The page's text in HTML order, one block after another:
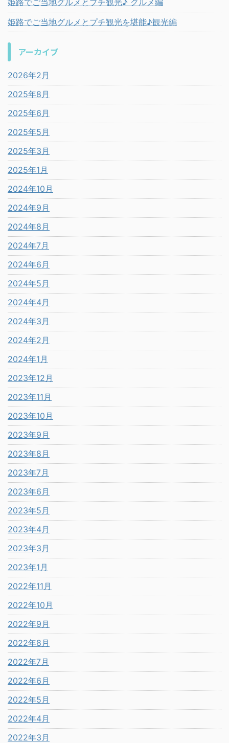
姫路でご当地グルメとプチ観光を堪能♪観光編
アーカイブ
2026年2月
2025年8月
2025年6月
2025年5月
2025年3月
2025年1月
2024年10月
2024年9月
2024年8月
2024年7月
2024年6月
2024年5月
2024年4月
2024年3月
2024年2月
2024年1月
2023年12月
2023年11月
2023年10月
2023年9月
2023年8月
2023年7月
2023年6月
2023年5月
2023年4月
2023年3月
2023年1月
2022年11月
2022年10月
2022年9月
2022年8月
2022年7月
2022年6月
2022年5月
2022年4月
2022年3月